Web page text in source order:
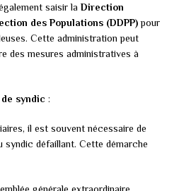
saisir la Direction
des Populations (DDPP)pour
Cette administration peut
des mesures administratives à
syndic :
il est souvent nécessaire de
syndic défaillant. Cette démarche
générale extraordinaire